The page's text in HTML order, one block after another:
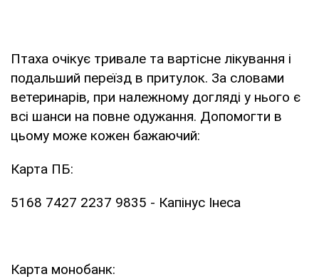
Птаха очікує тривале та вартісне лікування і
подальший переїзд в притулок. За словами
ветеринарів, при належному догляді у нього є
всі шанси на повне одужання. Допомогти в
цьому може кожен бажаючий:
Карта ПБ:
5168 7427 2237 9835 - Капінус Інеса
Карта монобанк: